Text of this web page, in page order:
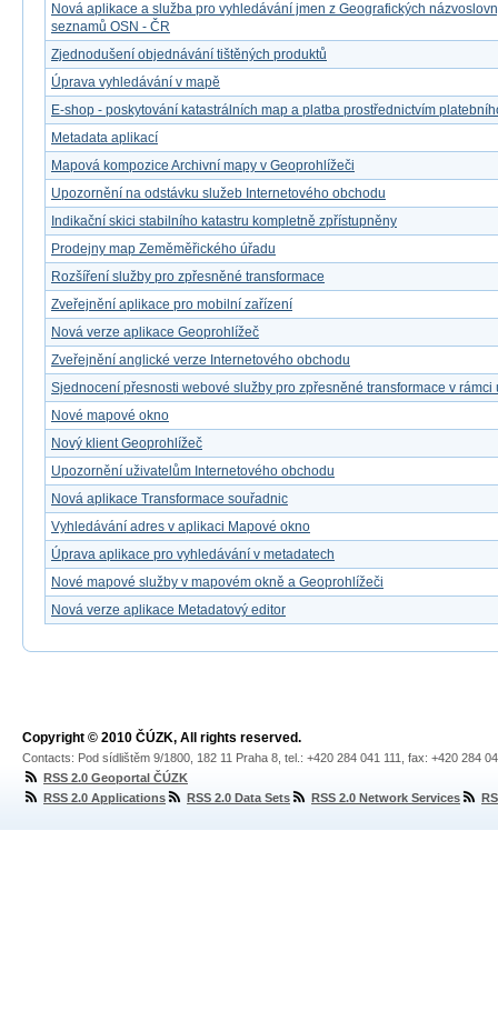
Nová aplikace a služba pro vyhledávání jmen z Geografických
seznamů OSN - ČR
Zjednodušení objednávání tištěných produktů
Úprava vyhledávání v mapě
E-shop - poskytování katastrálních map a platba prostřednictvím
Metadata aplikací
Mapová kompozice Archivní mapy v Geoprohlížeči
Upozornění na odstávku služeb Internetového obchodu
Indikační skici stabilního katastru kompletně zpřístupněny
Prodejny map Zeměměřického úřadu
Rozšíření služby pro zpřesněné transformace
Zveřejnění aplikace pro mobilní zařízení
Nová verze aplikace Geoprohlížeč
Zveřejnění anglické verze Internetového obchodu
Sjednocení přesnosti webové služby pro zpřesněné transformace v rámci
Nové mapové okno
Nový klient Geoprohlížeč
Upozornění uživatelům Internetového obchodu
Nová aplikace Transformace souřadnic
Vyhledávání adres v aplikaci Mapové okno
Úprava aplikace pro vyhledávání v metadatech
Nové mapové služby v mapovém okně a Geoprohlížeči
Nová verze aplikace Metadatový editor
Copyright © 2010 ČÚZK, All rights reserved.
Contacts: Pod sídlištěm 9/1800, 182 11 Praha 8, tel.: +420 284 041 111, fax: +420 284
RSS 2.0 Geoportal ČÚZK
RSS 2.0 Applications
RSS 2.0 Data Sets RSS 2.0 Network Services